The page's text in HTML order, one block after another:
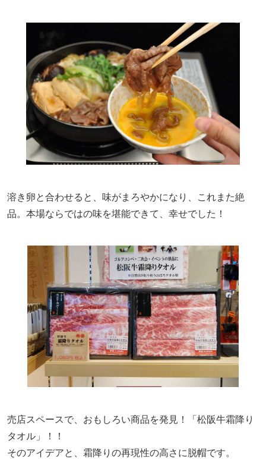
溶き卵と合わせると、味がまろやかになり、これまた絶
品。本場ならではの味を堪能できて、幸せでした！
売店スペースで、おもしろい商品を発見！「松阪牛霜降り
タオル」！！
そのアイデアと、霜降りの再現性の高さに脱帽です。